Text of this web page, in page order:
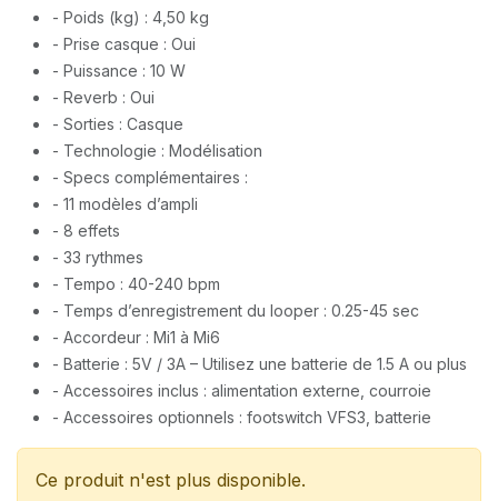
- Poids (kg) : 4,50 kg
- Prise casque : Oui
- Puissance : 10 W
- Reverb : Oui
- Sorties : Casque
- Technologie : Modélisation
- Specs complémentaires :
- 11 modèles d’ampli
- 8 effets
- 33 rythmes
- Tempo : 40-240 bpm
- Temps d’enregistrement du looper : 0.25-45 sec
- Accordeur : Mi1 à Mi6
- Batterie : 5V / 3A – Utilisez une batterie de 1.5 A ou plus
- Accessoires inclus : alimentation externe, courroie
- Accessoires optionnels : footswitch VFS3, batterie​
Ce produit n'est plus disponible.